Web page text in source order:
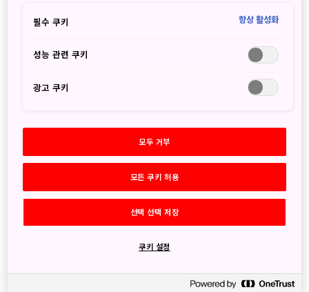
Archives
6월(3)
5월(5)
3월(2)
필수 쿠키 항상 활성화
성능 관련 쿠키
광고 쿠키
모두 거부
모든 쿠키 허용
선택 선택 저장
쿠키 설정